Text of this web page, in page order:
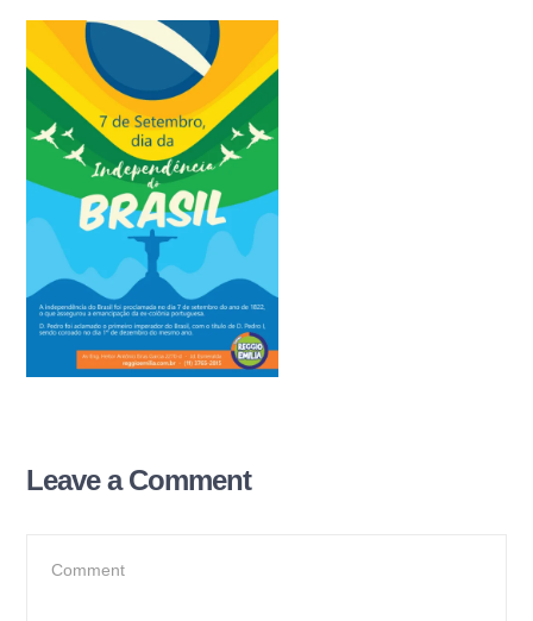
Leave a Comment